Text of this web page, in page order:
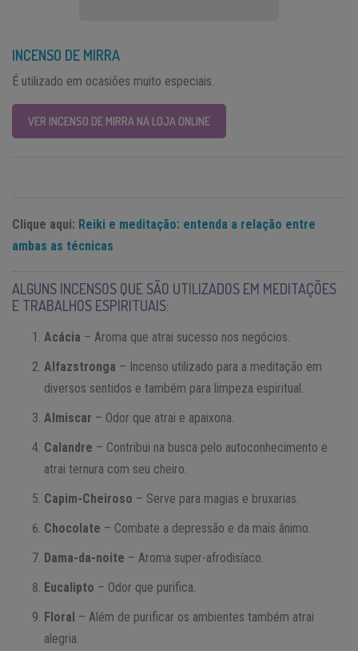
INCENSO DE MIRRA
É utilizado em ocasiões muito especiais.
VER INCENSO DE MIRRA NA LOJA ONLINE
Clique aqui: Reiki e meditação: entenda a relação entre
ambas as técnicas
ALGUNS INCENSOS QUE SÃO UTILIZADOS EM MEDITAÇÕES
E TRABALHOS ESPIRITUAIS:
Acácia – Aroma que atrai sucesso nos negócios.
Alfazstronga – Incenso utilizado para a meditação em
diversos sentidos e também para limpeza espiritual.
Almiscar – Odor que atrai e apaixona.
Calandre – Contribui na busca pelo autoconhecimento e
atrai ternura com seu cheiro.
Capim-Cheiroso – Serve para magias e bruxarias.
Chocolate – Combate a depressão e da mais ânimo.
Dama-da-noite – Aroma super-afrodisíaco.
Eucalipto – Odor que purifica.
Floral – Além de purificar os ambientes também atrai
alegria.